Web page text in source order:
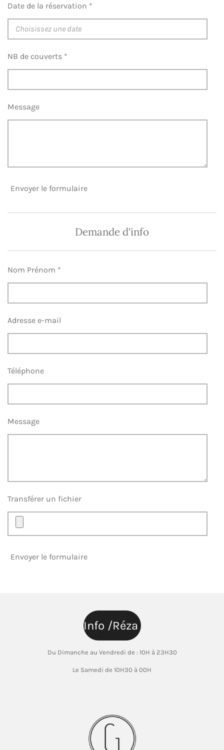
Date de la réservation *
NB de couverts *
Message
Envoyer le formulaire
Demande d'info
Nom Prénom *
Adresse e-mail
Téléphone
Message
Transférer un fichier
Envoyer le formulaire
Info /Réza
Du Dimanche au Vendredi de : 10H à 23H30
Le Samedi de 10H30 à 00H